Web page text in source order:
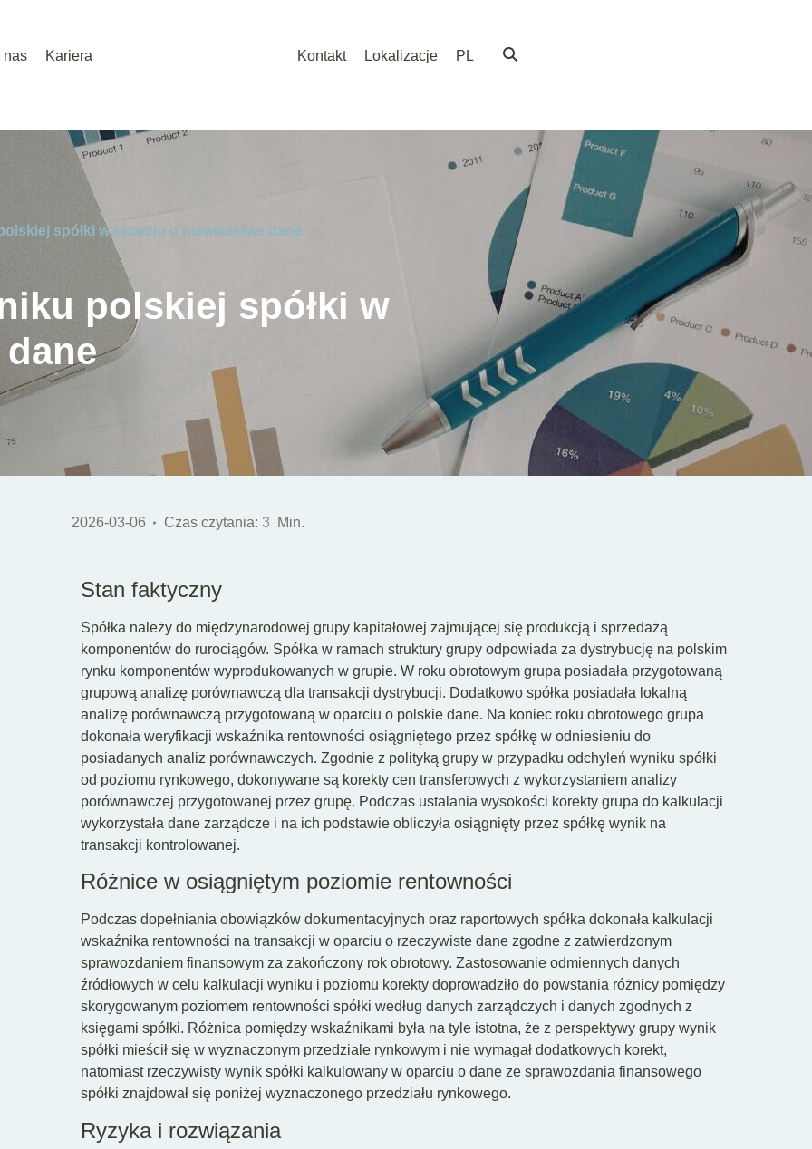
nas Kariera Kontakt Lokalizacje PL
spółki w oparciu o niewłaściwe dane
polskiej spółki w
2026-03-06 Czas czytania: 3 Min.
Stan faktyczny
Spółka należy do międzynarodowej grupy kapitałowej zajmującej się produkcją i sprzedażą
komponentów do rurociągów. Spółka w ramach struktury grupy odpowiada za dystrybucję na polskim
rynku komponentów wyprodukowanych w grupie. W roku obrotowym grupa posiadała przygotowaną
grupową analizę porównawczą dla transakcji dystrybucji. Dodatkowo spółka posiadała lokalną
analizę porównawczą przygotowaną w oparciu o polskie dane. Na koniec roku obrotowego grupa
dokonała weryfikacji wskaźnika rentowności osiągniętego przez spółkę w odniesieniu do
posiadanych analiz porównawczych. Zgodnie z polityką grupy w przypadku odchyleń wyniku spółki
od poziomu rynkowego, dokonywane są korekty cen transferowych z wykorzystaniem analizy
porównawczej przygotowanej przez grupę. Podczas ustalania wysokości korekty grupa do kalkulacji
wykorzystała dane zarządcze i na ich podstawie obliczyła osiągnięty przez spółkę wynik na
transakcji kontrolowanej.
Różnice w osiągniętym poziomie rentowności
Podczas dopełniania obowiązków dokumentacyjnych oraz raportowych spółka dokonała kalkulacji
wskaźnika rentowności na transakcji w oparciu o rzeczywiste dane zgodne z zatwierdzonym
sprawozdaniem finansowym za zakończony rok obrotowy. Zastosowanie odmiennych danych
źródłowych w celu kalkulacji wyniku i poziomu korekty doprowadziło do powstania różnicy pomiędzy
skorygowanym poziomem rentowności spółki według danych zarządczych i danych zgodnych z
księgami spółki. Różnica pomiędzy wskaźnikami była na tyle istotna, że z perspektywy grupy wynik
spółki mieścił się w wyznaczonym przedziale rynkowym i nie wymagał dodatkowych korekt,
natomiast rzeczywisty wynik spółki kalkulowany w oparciu o dane ze sprawozdania finansowego
spółki znajdował się poniżej wyznaczonego przedziału rynkowego.
Ryzyka i rozwiązania